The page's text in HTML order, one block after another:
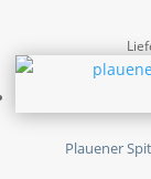
Plauener